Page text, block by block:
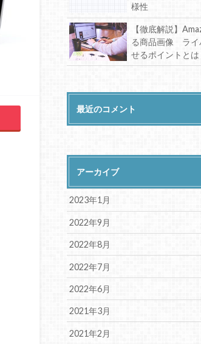
様性
【徹底解説】
る商品画像 ライ
せるポイントとは
最近のコメント
アーカイブ
2023年1月
2022年9月
2022年8月
2022年7月
2022年6月
2021年3月
2021年2月